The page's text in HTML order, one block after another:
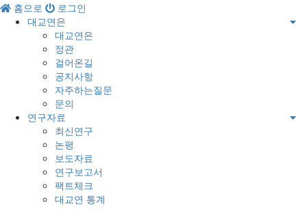
홈으로
로그인
대교연은
대교연은
정관
걸어온길
공지사항
자주하는질문
문의
연구자료
최신연구
논평
보도자료
연구보고서
팩트체크
대교연 통계